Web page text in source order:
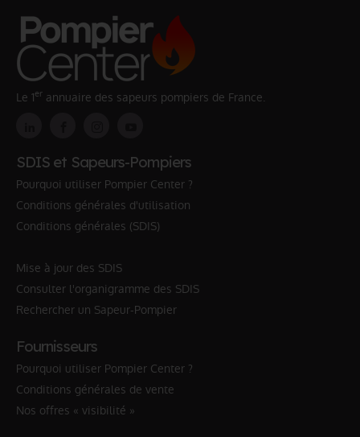
Le 1er annuaire des sapeurs pompiers de France.
SDIS et Sapeurs-Pompiers
Pourquoi utiliser Pompier Center ?
Conditions générales d'utilisation
Conditions générales (SDIS)
Mise à jour des SDIS
Consulter l'organigramme des SDIS
Rechercher un Sapeur-Pompier
Fournisseurs
Pourquoi utiliser Pompier Center ?
Conditions générales de vente
Nos offres « visibilité »